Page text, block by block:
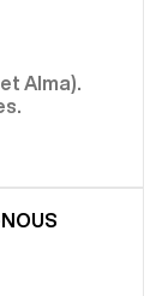
Alma).